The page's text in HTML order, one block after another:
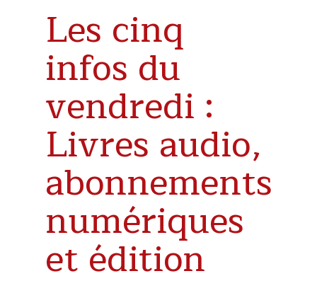
Les cinq
infos du
vendredi :
Livres audio,
abonnements
numériques
et édition